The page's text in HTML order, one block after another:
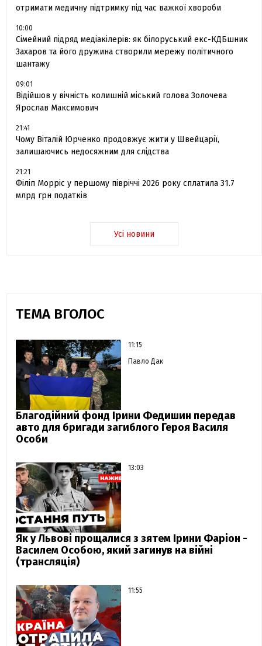
отримати медичну підтримку під час важкої хвороби
10:00
Сімейний підряд медіакілерів: як білоруський екс-КДБшник
Захаров та його дружина створили мережу політичного
шантажу
09:01
Відійшов у вічність колишній міський голова Золочева
Ярослав Максимович
21:41
Чому Віталій Юрченко продовжує жити у Швейцарії,
залишаючись недосяжним для слідства
21:21
Філіп Морріс у першому півріччі 2026 року сплатила 31.7
млрд грн податків
Усі новини
ТЕМА ВГОЛОС
11:15
Павло Дак
Благодійний фонд Ірини Федишин передав
авто для бригади загиблого Героя Василя
Особи
13:03
Як у Львові прощалися з зятем Ірини Фаріон -
Василем Особою, який загинув на війні
(трансляція)
11:55